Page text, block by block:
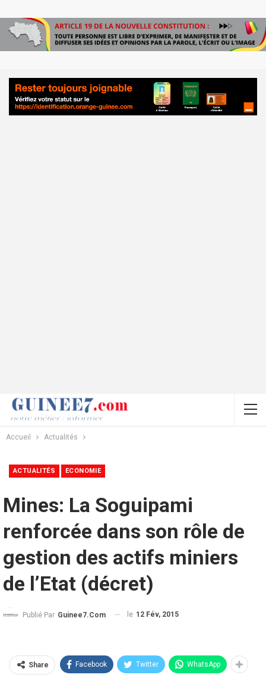
Accueil Actualités
ACTUALITÉS ECONOMIE
Mines: La Soguipami
renforcée dans son rôle de
gestion des actifs miniers
de l’Etat (décret)
Publié Par Guinee7.com le 12 Fév, 2015
Share Facebook Twitter WhatsApp